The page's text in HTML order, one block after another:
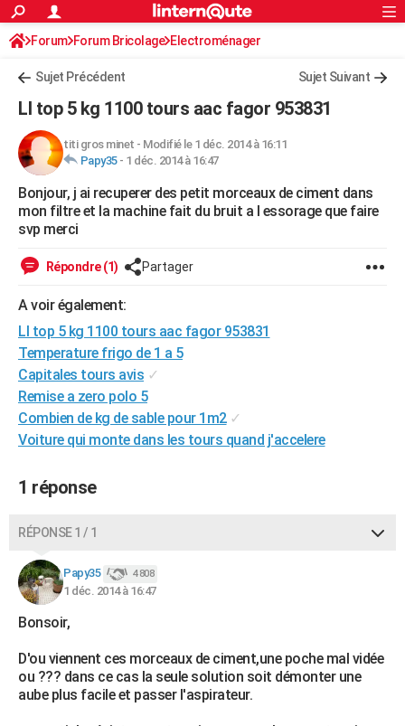
ACTUALITÉS
Politique
Société
Faits Divers
Education
Monde
Villes
+
FINANCE
Retraite
Impôts
Epargne
Immobilier
Risques naturels par ville
Banque
Assurance
Crédit
AUTO
Essais
Réserver un essai
Citadines
Berlines
SUV
Forum auto
+HIGH-TECH
Mobiles
Meilleur smartphone
Internet
Ordinateurs
Jeux vidéo
Guide high-tech
+
Forum
Aménagement intérieur
Extérieur
Cuisine
Salle de bains
Jardinage
Rangement
WEEK-END
Guides de France
Escapades
Patrimoine
Expositions
Musées
Week-end nature
+LIFESTYLE
Art de vivre
Bien-être
Loisirs
Mode
Modes de vie
SANTE
Alimentation
Guide de la santé
Maladies
Médicaments
Sommeil
VOYAGE
Destinations
City break
Voyage nature
Voyage de noces
Forum
Climat
+PHOTO
BONS PLANS
CARTE DE VOEUX
Carte de Noël
Carte Bonne année
Carte Saint-Valentin
Carte Pâques
Carte d'anniversaire
DICTIONNAIRE
Dictionnaire
Biographies
Citations
Expressions
Proverbes
S'inscrire
Se connecter
Lycées
Collèges
Primaires
Universités
Entreprises
Service militaire
Avis de recherche
AVIS DE DÉCÈS
S'inscrire
Connexion
Forum Forum Bricolage Electroménager
Sujet Précédent Sujet Suivant
Ll top 5 kg 1100 tours aac fagor 953831
titi gros minet - Modifié le 1 déc. 2014 à 16:11
Papy35- 1 déc. 2014 à 16:47
Bonjour, j ai recuperer des petit morceaux de ciment dans
mon filtre et la machine fait du bruit a l essorage que faire
svp merci
Répondre (1) Partager
A voir également:
Ll top 5 kg 1100 tours aac fagor 953831
Temperature frigo de 1 a 5
Capitales tours avis ✓
Remise a zero polo 5
Combien de kg de sable pour 1m2 ✓
Voiture qui monte dans les tours quand j'accelere
1 réponse
RÉPONSE 1 / 1
Papy35 4 808
1 déc. 2014 à 16:47
Bonsoir,
D'ou viennent ces morceaux de ciment,une poche mal vidée
ou ??? dans ce cas la seule solution soit démonter une
aube plus facile et passer l'aspirateur.